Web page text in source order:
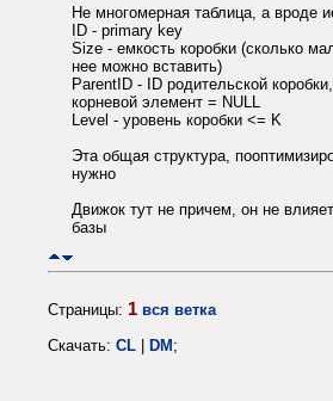
Не многомерная таблица, а вроде
ID - primary key
Size - емкость коробки (сколько
нее можно вставить)
ParentID - ID родительской
корневой элемент = NULL
Level - уровень коробки <= K
Эта общая структура,
нужно
Движок тут не причем, он не
базы
Страницы: 1 вся ветка
Скачать: CL DM ;